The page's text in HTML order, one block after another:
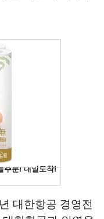
대한항공 경영전